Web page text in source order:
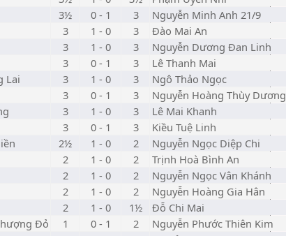
3½ 0 - 1 3 Nguyễn Minh Anh 21/9
3 1 - 0 3 Đào Mai An
3 1 - 0 3 Nguyễn Dương Đan Linh
3 0 - 1 3 Lê Thanh Mai
Lai 3 1 - 0 3 Ngô Thảo Ngọc
3 0 - 1 3 Nguyễn Hoàng Thùy Dương
3 1 - 0 3 Lê Mai Khanh
3 0 - 1 3 Kiều Tuệ Linh
2½ 1 - 0 2 Nguyễn Ngọc Diệp Chi
2 1 - 0 2 Trịnh Hoà Bình An
2 1 - 0 2 Nguyễn Ngọc Vân Khánh
2 1 - 0 2 Nguyễn Hoàng Gia Hân
2 1 - 0 1½ Đỗ Chi Mai
Đỏ 1 0 - 1 2 Nguyễn Phước Thiên Kim